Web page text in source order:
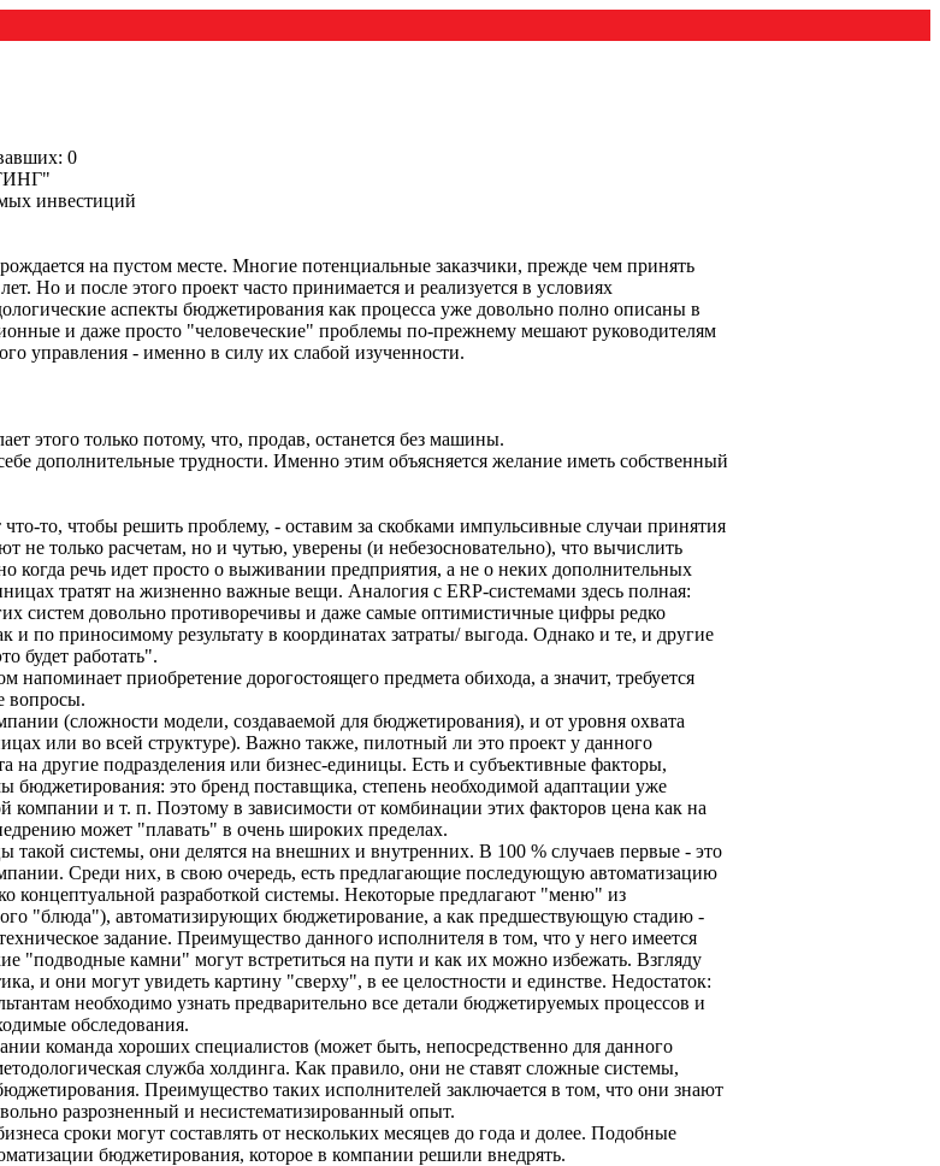
0
инвестиций
на пустом месте. Многие потенциальные заказчики, прежде чем принять
Но и после этого проект часто принимается и реализуется в условиях
аспекты бюджетирования как процесса уже довольно полно описаны в
и даже просто "человеческие" проблемы по-прежнему мешают руководителям
управления - именно в силу их слабой изученности.
этого только потому, что, продав, останется без машины.
дополнительные трудности. Именно этим объясняется желание иметь собственный
то, чтобы решить проблему, - оставим за скобками импульсивные случаи принятия
не только расчетам, но и чутью, уверены (и небезосновательно), что вычислить
когда речь идет просто о выживании предприятия, а не о неких дополнительных
тратят на жизненно важные вещи. Аналогия с ERP-системами здесь полная:
систем довольно противоречивы и даже самые оптимистичные цифры редко
и по приносимому результату в координатах затраты/ выгода. Однако и те, и другие
будет работать".
приобретение дорогостоящего предмета обихода, а значит, требуется
вопросы.
(сложности модели, создаваемой для бюджетирования), и от уровня охвата
или во всей структуре). Важно также, пилотный ли это проект у данного
на другие подразделения или бизнес-единицы. Есть и субъективные факторы,
бюджетирования: это бренд поставщика, степень необходимой адаптации уже
и т. п. Поэтому в зависимости от комбинации этих факторов цена как на
может "плавать" в очень широких пределах.
системы, они делятся на внешних и внутренних. В 100 % случаев первые - это
Среди них, в свою очередь, есть предлагающие последующую автоматизацию
концептуальной разработкой системы. Некоторые предлагают "меню" из
"блюда"), автоматизирующих бюджетирование, а как предшествующую стадию -
задание. Преимущество данного исполнителя в том, что у него имеется
"подводные камни" могут встретиться на пути и как их можно избежать. Взгляду
и они могут увидеть картину "сверху", в ее целостности и единстве. Недостаток:
необходимо узнать предварительно все детали бюджетируемых процессов и
обследования.
команда хороших специалистов (может быть, непосредственно для данного
служба холдинга. Как правило, они не ставят сложные системы,
Преимущество таких исполнителей заключается в том, что они знают
разрозненный и несистематизированный опыт.
сроки могут составлять от нескольких месяцев до года и долее. Подобные
бюджетирования, которое в компании решили внедрять.